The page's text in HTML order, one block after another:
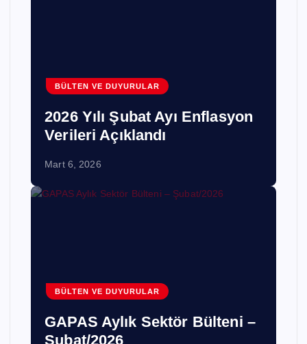
BÜLTEN VE DUYURULAR
2026 Yılı Şubat Ayı Enflasyon
Verileri Açıklandı
Mart 6, 2026
BÜLTEN VE DUYURULAR
GAPAS Aylık Sektör Bülteni –
Şubat/2026